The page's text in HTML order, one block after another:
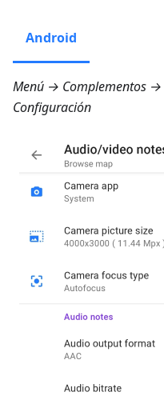
Android
Menú → Complementos
Configuración